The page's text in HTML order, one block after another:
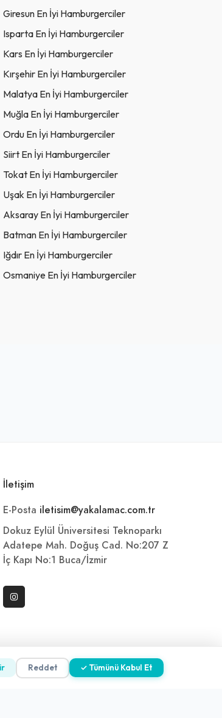
Giresun En İyi Hamburgerciler
Isparta En İyi Hamburgerciler
Kars En İyi Hamburgerciler
Kırşehir En İyi Hamburgerciler
Malatya En İyi Hamburgerciler
Muğla En İyi Hamburgerciler
Ordu En İyi Hamburgerciler
Siirt En İyi Hamburgerciler
Tokat En İyi Hamburgerciler
Uşak En İyi Hamburgerciler
Aksaray En İyi Hamburgerciler
Batman En İyi Hamburgerciler
Iğdır En İyi Hamburgerciler
Osmaniye En İyi Hamburgerciler
İletişim
E-Posta iletisim@yakalamac.com.tr
Dokuz Eylül Üniversitesi Teknoparkı
Adatepe Mah. Doğuş Cad. No:207 Z
İç Kapı No:1 Buca/İzmir
Reddet ✓ Tümünü Kabul Et